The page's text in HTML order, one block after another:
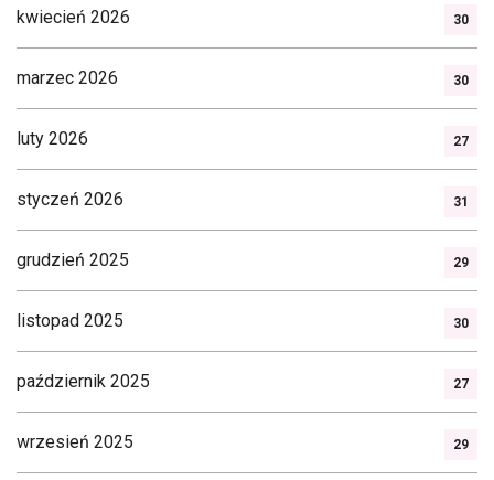
kwiecień 2026 30
marzec 2026 30
luty 2026 27
styczeń 2026 31
grudzień 2025 29
listopad 2025 30
październik 2025 27
wrzesień 2025 29